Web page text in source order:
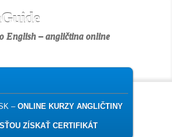
English – angličtina online
CONTENT
CONTENT
–ONLINE KURZY ANGLIČTINY
ZÍSKAŤ CERTIFIKÁT